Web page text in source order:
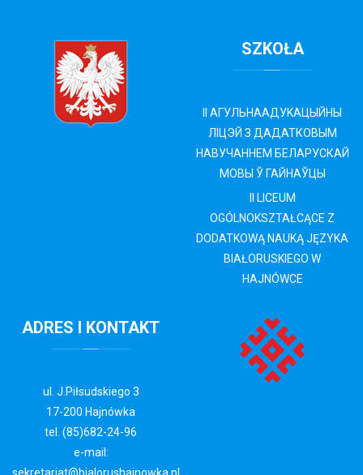
SZKOŁA
II АГУЛЬНАAДУKAЦЫЙНЫ
ЛIЦЭЙ З ДАДАТКОВЫМ
НАВУЧАННЕМ БЕЛАРУСКАЙ
МОВЫ Ў ГАЙНАЎЦЫ
II LICEUM
OGÓLNOKSZTAŁCĄCE Z
DODATKOWĄ NAUKĄ JĘZYKA
BIAŁORUSKIEGO W
HAJNÓWCE
ADRES I KONTAKT
ul. J.Piłsudskiego 3
17-200 Hajnówka
tel. (85)682-24-96
e-mail: